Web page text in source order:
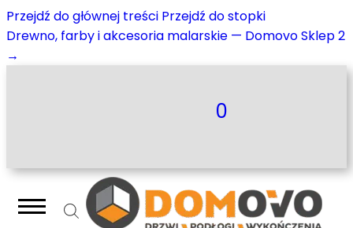
Przejdź do głównej treści Przejdź do stopki
Drewno, farby i akcesoria malarskie — Domovo Sklep 2
→
0